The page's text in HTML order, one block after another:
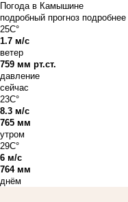
Погода в Камышине
подробный прогноз подробнее
25C°
1.7 м/с
ветер
759 мм рт.ст.
давление
сейчас
23C°
8.3 м/с
765 мм
утром
29C°
6 м/с
764 мм
днём